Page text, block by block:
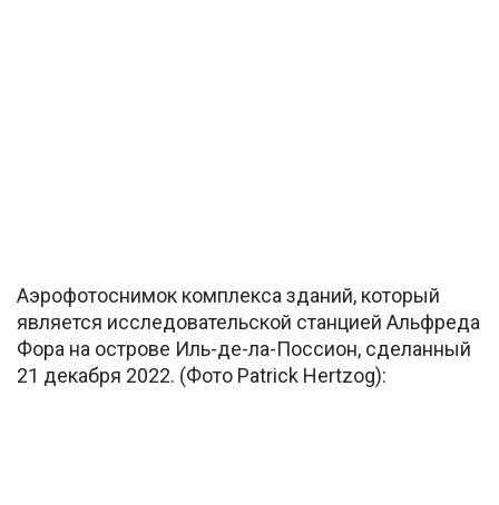
Аэрофотоснимок комплекса зданий, который
является исследовательской станцией Альфреда
Фора на острове Иль-де-ла-Поссион, сделанный
21 декабря 2022. (Фото Patrick Hertzog):